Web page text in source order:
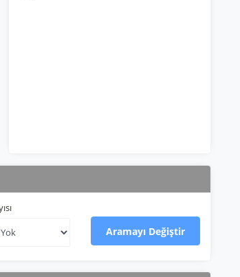
Aramayı Değiştir